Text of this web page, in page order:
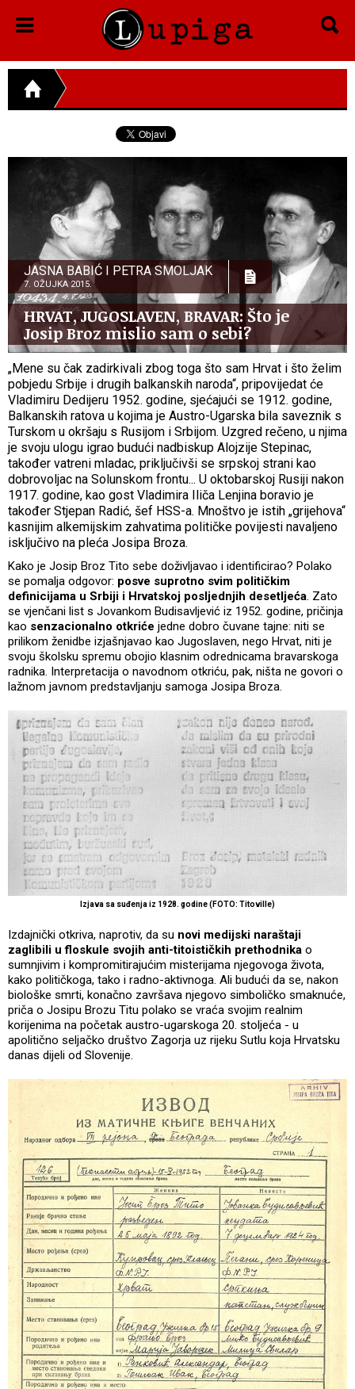
JASNA BABIĆ I PETRA SMOLJAK
7. OŽUJKA 2015.
HRVAT, JUGOSLAVEN, BRAVAR: Što je
Josip Broz mislio sam o sebi?
„Mene su čak zadirkivali zbog toga što sam Hrvat i što želim
pobjedu Srbije i drugih balkanskih naroda“, pripovijedat će
Vladimiru Dedijeru 1952. godine, sjećajući se 1912. godine,
Balkanskih ratova u kojima je Austro-Ugarska bila saveznik s
Turskom u okršaju s Rusijom i Srbijom. Uzgred rečeno, u njima
je svoju ulogu igrao budući nadbiskup Alojzije Stepinac,
također vatreni mladac, priključivši se srpskoj strani kao
dobrovoljac na Solunskom frontu... U oktobarskoj Rusiji nakon
1917. godine, kao gost Vladimira Iliča Lenjina boravio je
također Stjepan Radić, šef HSS-a. Mnoštvo je istih „grijehova“
kasnijim alkemijskim zahvatima političke povijesti navaljeno
isključivo na pleća Josipa Broza.
Kako je Josip Broz Tito sebe doživljavao i identificirao? Polako
se pomalja odgovor: posve suprotno svim političkim
definicijama u Srbiji i Hrvatskoj posljednjih desetljeća. Zato
se vjenčani list s Jovankom Budisavljević iz 1952. godine, pričinja
kao senzacionalno otkriće jedne dobro čuvane tajne: niti se
prilikom ženidbe izjašnjavao kao Jugoslaven, nego Hrvat, niti je
svoju školsku spremu obojio klasnim odrednicama bravarskoga
radnika. Interpretacija o navodnom otkriću, pak, ništa ne govori o
lažnom javnom predstavljanju samoga Josipa Broza.
Izjava sa suđenja iz 1928. godine (FOTO: Titoville)
Izdajnički otkriva, naprotiv, da su novi medijski naraštaji
zaglibili u floskule svojih anti-titoističkih prethodnika o
sumnjivim i kompromitirajućim misterijama njegovoga života,
kako političkoga, tako i radno-aktivnoga. Ali budući da se, nakon
biološke smrti, konačno završava njegovo simboličko smaknuće,
priča o Josipu Brozu Titu polako se vraća svojim realnim
korijenima na početak austro-ugarskoga 20. stoljeća - u
apolitično seljačko društvo Zagorja uz rijeku Sutlu koja Hrvatsku
danas dijeli od Slovenije.